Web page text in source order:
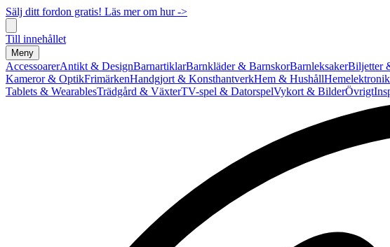
Sälj ditt fordon gratis! Läs mer om hur ->
Till innehållet
Meny
AccessoarerAntikt & DesignBarnartiklarBarnkläder & BarnskorBarnleksakerBiljetter
Kameror & OptikFrimärkenHandgjort & KonsthantverkHem & HushållHemelektronik
Tablets & WearablesTrädgård & VäxterTV-spel & DatorspelVykort & BilderÖvrigt